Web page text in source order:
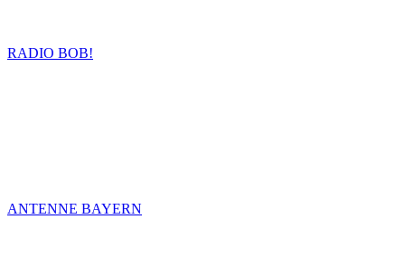
RADIO BOB!
ANTENNE BAYERN